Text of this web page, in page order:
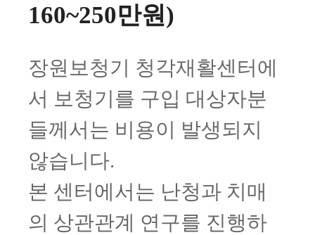
160~250만원)
장원보청기 청각재활센터에
서 보청기를 구입 대상자분
들께서는 비용이 발생되지
않습니다.
본 센터에서는 난청과 치매
의 상관관계 연구를 진행하